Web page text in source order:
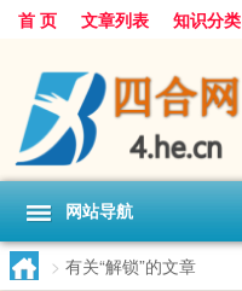
首 页 文章列表 知识分类
网站导航
> 有关“解锁”的文章